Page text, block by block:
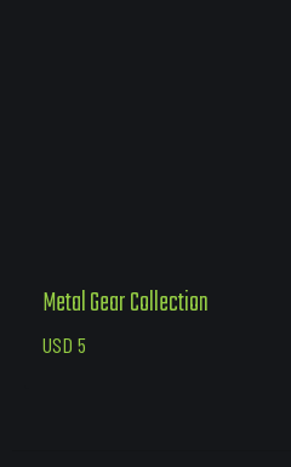
Metal Gear Collection
USD 5